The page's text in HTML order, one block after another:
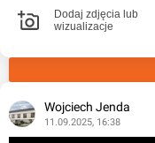
Dodaj zdjęcia lub
wizualizacje
Wojciech Jenda
11.09.2025, 16:38